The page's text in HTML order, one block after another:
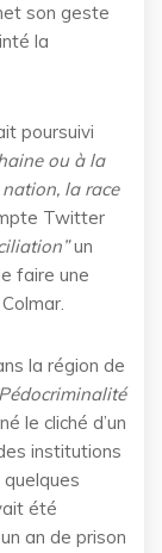
son geste
la
poursuivi
ou à la
nation, la race
Twitter
un
faire une
la région de
le cliché d’un
institutions
quelques
été
an de prison